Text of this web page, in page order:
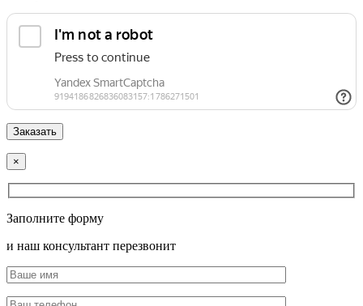
×
Заполните форму
и наш консультант перезвонит